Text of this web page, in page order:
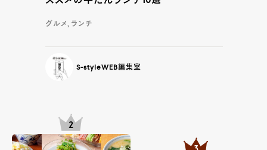
グルメ, ランチ
S-styleWEB編集室